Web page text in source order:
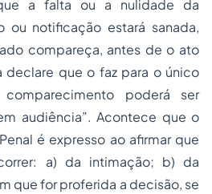
a falta ou a nulidade da
ou notificação estará sanada,
compareça, antes de o ato
declare que o faz para o único
poderá ser
audiência”. Acontece que o
é expresso ao afirmar que
a) da intimação; b) da
que for proferida a decisão, se